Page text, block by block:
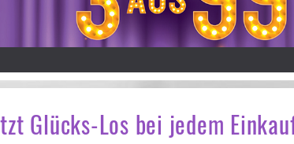
Glücks-Los bei jedem